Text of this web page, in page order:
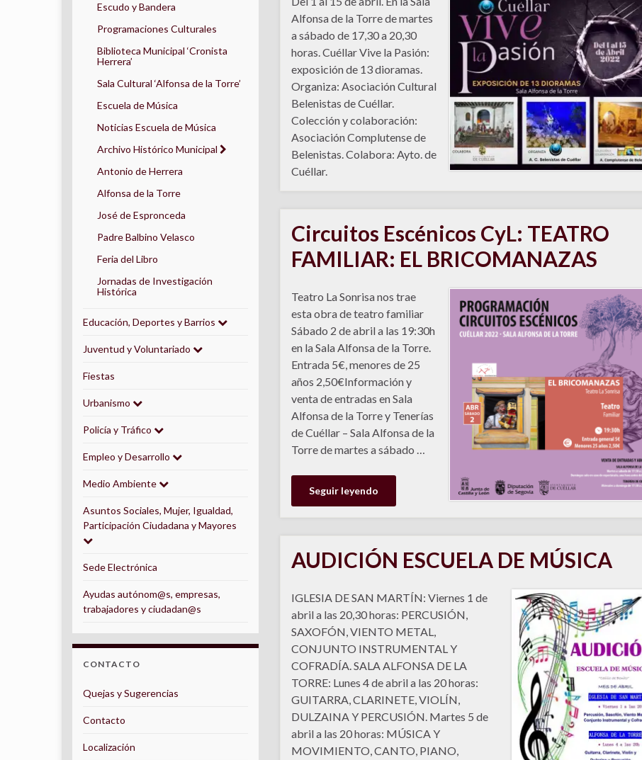
Alfonsa de la Torre de martes
a sábado de 17,30 a 20,30
horas. Cuéllar Vive la Pasión:
exposición de 13 dioramas.
Organiza: Asociación Cultural
Belenistas de Cuéllar.
Colección y colaboración:
Asociación Complutense de
Belenistas. Colabora: Ayto. de
Cuéllar.
Circuitos Escénicos CyL: TEATRO
FAMILIAR: EL BRICOMANAZAS
Teatro La Sonrisa nos trae
esta obra de teatro familiar
Sábado 2 de abril a las 19:30h
en la Sala Alfonsa de la Torre.
Entrada 5€, menores de 25
años 2,50€Información y
venta de entradas en Sala
Alfonsa de la Torre y Tenerías
de Cuéllar – Sala Alfonsa de la
Torre de martes a sábado …
Seguir leyendo
AUDICIÓN ESCUELA DE MÚSICA
IGLESIA DE SAN MARTÍN: Viernes 1 de
abril a las 20,30 horas: PERCUSIÓN,
SAXOFÓN, VIENTO METAL,
CONJUNTO INSTRUMENTAL Y
COFRADÍA. SALA ALFONSA DE LA
TORRE: Lunes 4 de abril a las 20 horas:
GUITARRA, CLARINETE, VIOLÍN,
DULZAINA Y PERCUSIÓN. Martes 5 de
abril a las 20 horas: MÚSICA Y
MOVIMIENTO, CANTO, PIANO,
Escudo y Bandera
Programaciones Culturales
Biblioteca Municipal ‘Cronista
Herrera’
Sala Cultural ‘Alfonsa de la Torre’
Escuela de Música
Noticias Escuela de Música
Archivo Histórico Municipal
Antonio de Herrera
Alfonsa de la Torre
José de Espronceda
Padre Balbino Velasco
Feria del Libro
Jornadas de Investigación
Histórica
Educación, Deportes y Barrios
Juventud y Voluntariado
Fiestas
Urbanismo
Policía y Tráfico
Empleo y Desarrollo
Medio Ambiente
Asuntos Sociales, Mujer, Igualdad,
Participación Ciudadana y Mayores
Sede Electrónica
Ayudas autónom@s, empresas,
trabajadores y ciudadan@s
CONTACTO
Quejas y Sugerencias
Contacto
Localización